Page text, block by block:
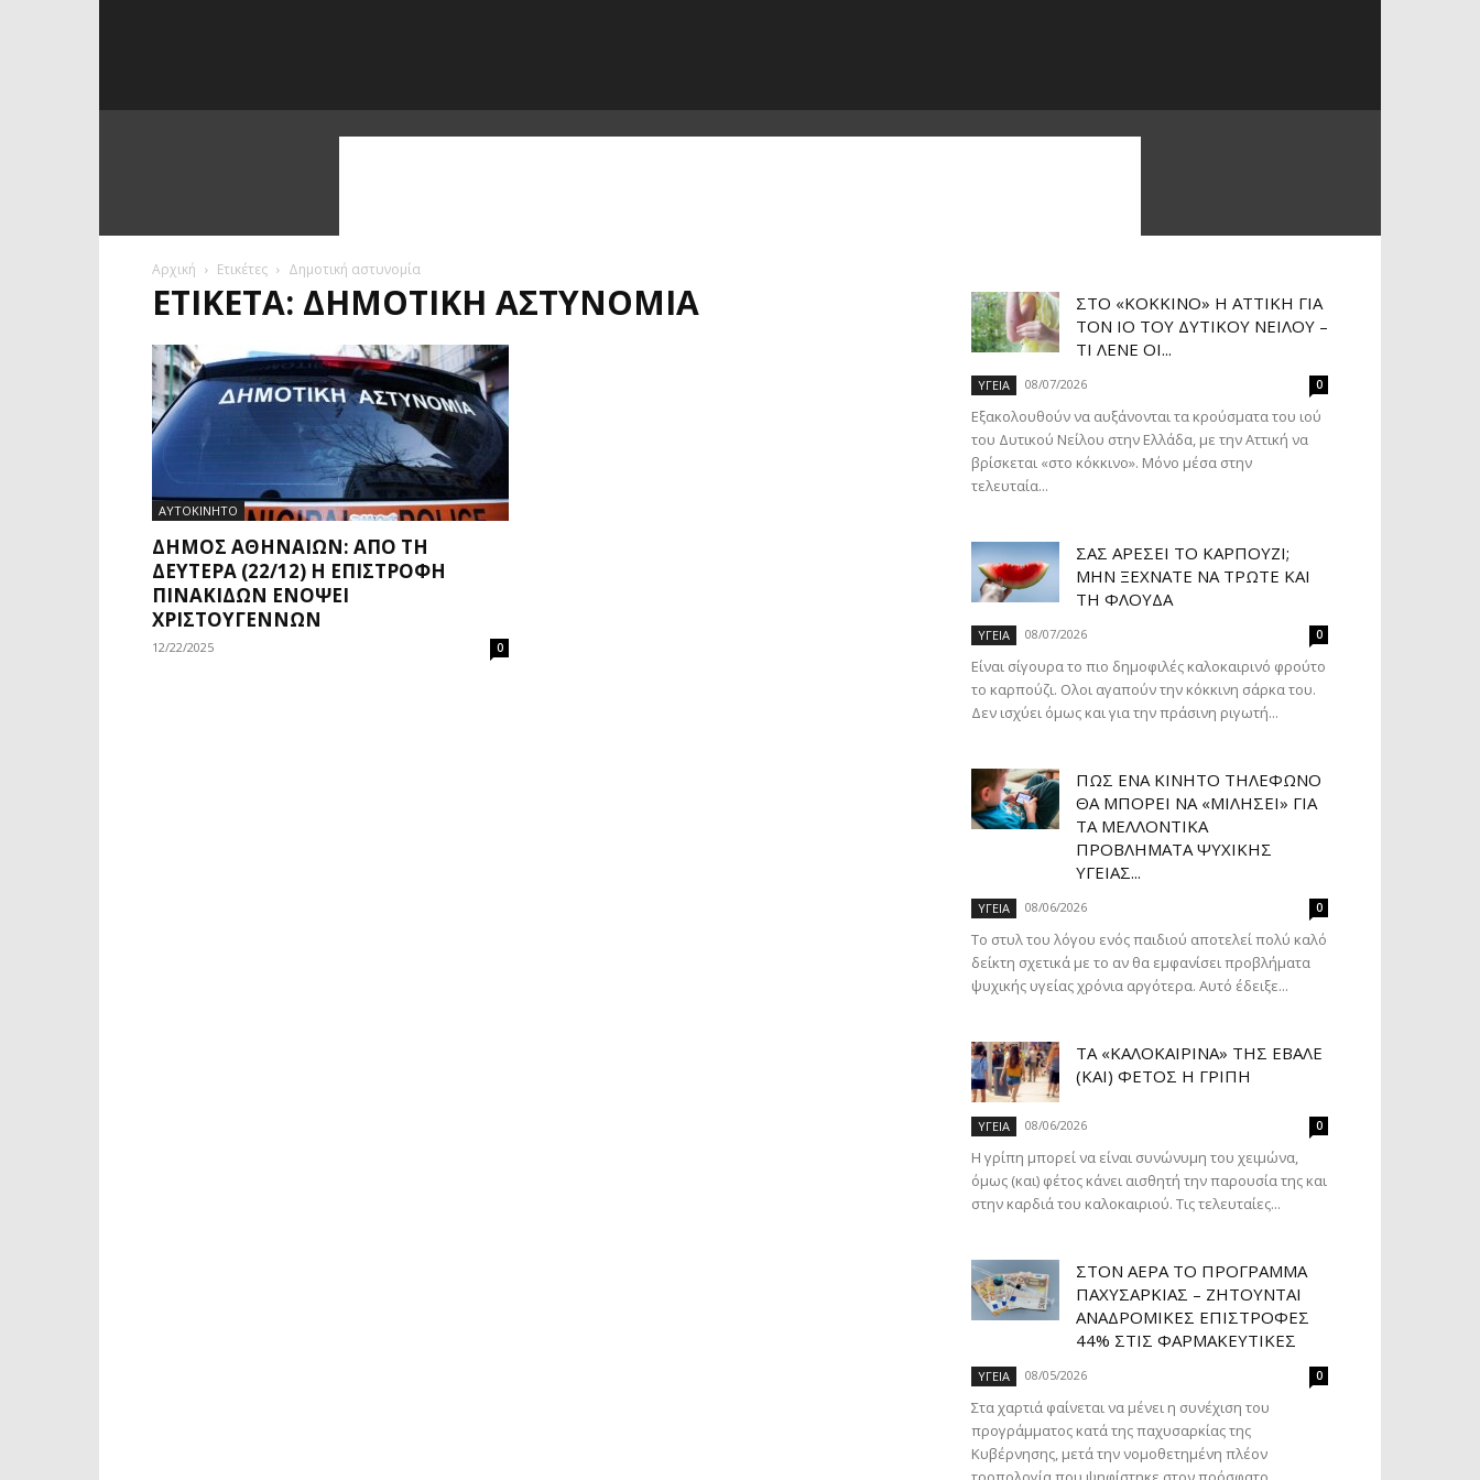
Αρχική Ετικέτες Δημοτική αστυνομία
ΕΤΙΚΈΤΑ: ΔΗΜΟΤΙΚΉ ΑΣΤΥΝΟΜΊΑ
ΑΥΤΟΚΙΝΗΤΟ
ΔΉΜΟΣ ΑΘΗΝΑΊΩΝ: ΑΠΌ ΤΗ
ΔΕΥΤΈΡΑ (22/12) Η ΕΠΙΣΤΡΟΦΉ
ΠΙΝΑΚΊΔΩΝ ΕΝΌΨΕΙ
ΧΡΙΣΤΟΥΓΈΝΝΩΝ
12/22/2025 0
ΣΤΟ «ΚΌΚΚΙΝΟ» Η ΑΤΤΙΚΉ ΓΙΑ
ΤΟΝ ΙΌ ΤΟΥ ΔΥΤΙΚΟΎ ΝΕΊΛΟΥ –
ΤΙ ΛΈΝΕ ΟΙ...
ΥΓΕΙΑ 08/07/2026 0
Εξακολουθούν να αυξάνονται τα κρούσματα του ιού
του Δυτικού Νείλου στην Ελλάδα, με την Αττική να
βρίσκεται «στο κόκκινο». Μόνο μέσα στην
τελευταία...
ΣΑΣ ΑΡΈΣΕΙ ΤΟ ΚΑΡΠΟΎΖΙ;
ΜΗΝ ΞΕΧΝΆΤΕ ΝΑ ΤΡΏΤΕ ΚΑΙ
ΤΗ ΦΛΟΎΔΑ
ΥΓΕΙΑ 08/07/2026 0
Eίναι σίγουρα το πιο δημοφιλές καλοκαιρινό φρούτο
το καρπούζι. Ολοι αγαπούν την κόκκινη σάρκα του.
Δεν ισχύει όμως και για την πράσινη ριγωτή...
ΠΏΣ ΈΝΑ ΚΙΝΗΤΌ ΤΗΛΈΦΩΝΟ
ΘΑ ΜΠΟΡΕΊ ΝΑ «ΜΙΛΉΣΕΙ» ΓΙΑ
ΤΑ ΜΕΛΛΟΝΤΙΚΆ
ΠΡΟΒΛΉΜΑΤΑ ΨΥΧΙΚΉΣ
ΥΓΕΊΑΣ...
ΥΓΕΙΑ 08/06/2026 0
Το στυλ του λόγου ενός παιδιού αποτελεί πολύ καλό
δείκτη σχετικά με το αν θα εμφανίσει προβλήματα
ψυχικής υγείας χρόνια αργότερα. Αυτό έδειξε...
ΤΑ «ΚΑΛΟΚΑΙΡΙΝΆ» ΤΗΣ ΈΒΑΛΕ
(ΚΑΙ) ΦΈΤΟΣ Η ΓΡΊΠΗ
ΥΓΕΙΑ 08/06/2026 0
Η γρίπη μπορεί να είναι συνώνυμη του χειμώνα,
όμως (και) φέτος κάνει αισθητή την παρουσία της και
στην καρδιά του καλοκαιριού. Τις τελευταίες...
ΣΤΟΝ ΑΈΡΑ ΤΟ ΠΡΌΓΡΑΜΜΑ
ΠΑΧΥΣΑΡΚΊΑΣ – ΖΗΤΟΎΝΤΑΙ
ΑΝΑΔΡΟΜΙΚΈΣ ΕΠΙΣΤΡΟΦΈΣ
44% ΣΤΙΣ ΦΑΡΜΑΚΕΥΤΙΚΈΣ
ΥΓΕΙΑ 08/05/2026 0
Στα χαρτιά φαίνεται να μένει η συνέχιση του
προγράμματος κατά της παχυσαρκίας της
Κυβέρνησης, μετά την νομοθετημένη πλέον